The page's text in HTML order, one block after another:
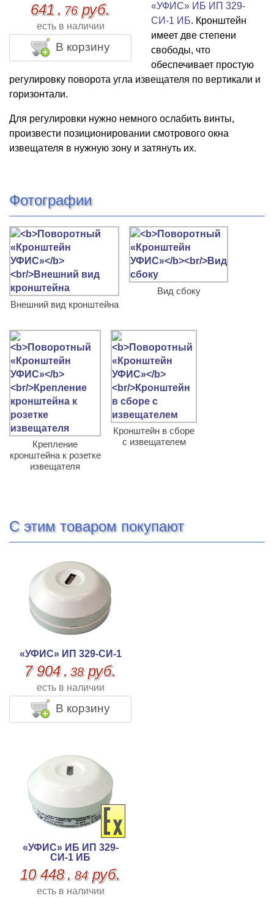
641 . 76руб.
есть в наличии
В корзину
«УФИС» ИБ ИП 329-
СИ-1 ИБ. Кронштейн
имеет две степени
свободы, что
обеспечивает простую
регулировку поворота угла извещателя по вертикали и
горизонтали.
Для регулировки нужно немного ослабить винты,
произвести позиционировании смотрового окна
извещателя в нужную зону и затянуть их.
Фотографии
Внешний вид кронштейна
Вид сбоку
Крепление
кронштейна к розетке
извещателя
Кронштейн в сборе
с извещателем
С этим товаром покупают
«УФИС» ИП 329-СИ-1
7 904 . 38руб.
есть в наличии
В корзину
«УФИС» ИБ ИП 329-
СИ-1 ИБ
10 448 . 84руб.
есть в наличии